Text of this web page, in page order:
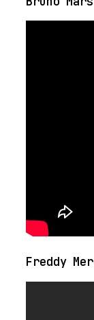
Freddy